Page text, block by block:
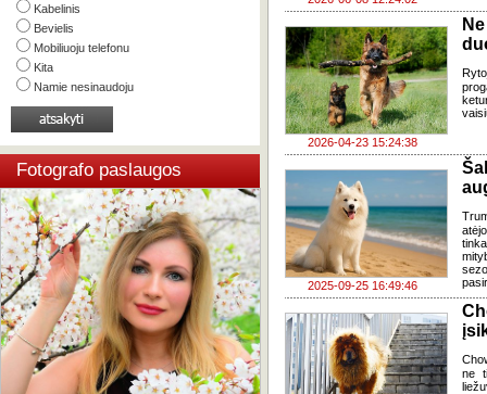
Kabelinis
Bevielis
Mobiliuoju telefonu
Kita
Namie nesinaudoju
Fotografo paslaugos
2026-04-23 15:24:38
2025-09-25 16:49:46
ne